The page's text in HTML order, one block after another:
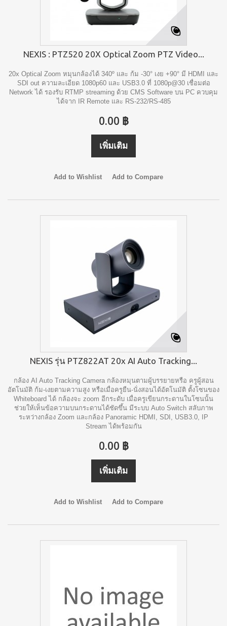
NEXIS : PTZ520 20X Optical Zoom PTZ Video...
20x Optical Zoom หมุนกล้องได้ 340º และ ก้ม -30° เงย +90° มี HDMI และ
SDI out ความละเอียด 1080p60 และ USB3.0 ที่ 1080p@30 เชื่อมต่อ
Network ได้ รองรับ RTMP streaming ด้วย CMS Software บน PC ควบคุม
ได้จาก IR Remote และ RS-232/RS-485
0.00 ฿
เพิ่มเติม
Add to Wishlist Add to Compare
NEXIS รุ่น PTZ822AT 20x AI Auto Tracking...
กล้อง AI Auto Tracking Camera กล้องหมุนตามผู้บรรยายหรือ ครูผู้สอน
อัตโนมัติ ก้ม-เงยตามความสูง หรือเมื่อครูยืน-นั่งสอนได้อัตโนมัติ ตั้งโซนของ
Whiteboard ได้ กล้องจะ zoom อีกระดับ เมื่อครูเขียนกระดานในโซนนั้น
ช่วยให้เห็นข้อความบนกระดานได้ชัดขึ้น มีระบบ Auto Switch สลับภาพ
ระหว่างกล้อง Zoom และกล้อง Panoramic HDMI, SDI, USB3.0, IP
Stream ได้พร้อมกัน
0.00 ฿
เพิ่มเติม
Add to Wishlist Add to Compare